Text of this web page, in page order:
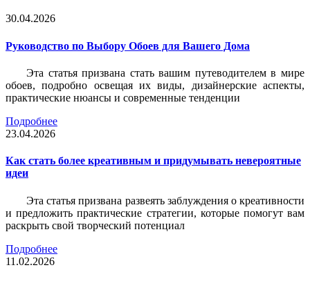
30.04.2026
Руководство по Выбору Обоев для Вашего Дома
Эта статья призвана стать вашим путеводителем в мире
обоев, подробно освещая их виды, дизайнерские аспекты,
практические нюансы и современные тенденции
Подробнее
23.04.2026
Как стать более креативным и придумывать невероятные
идеи
Эта статья призвана развеять заблуждения о креативности
и предложить практические стратегии, которые помогут вам
раскрыть свой творческий потенциал
Подробнее
11.02.2026